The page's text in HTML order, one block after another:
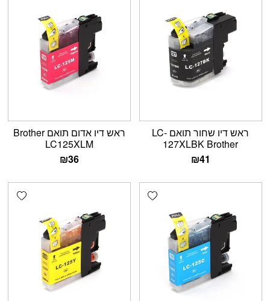
ראש דיו שחור תואם LC-
127XLBK Brother
₪41
ראש דיו אדום תואם Brother
LC125XLM
₪36
Add wishlist